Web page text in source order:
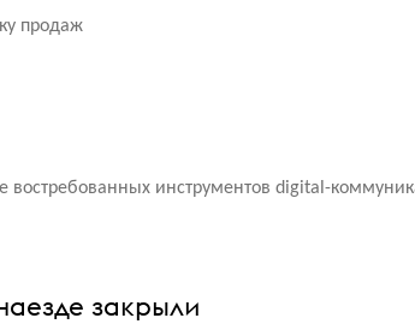
продаж
востребованных инструментов digital-
закрыли